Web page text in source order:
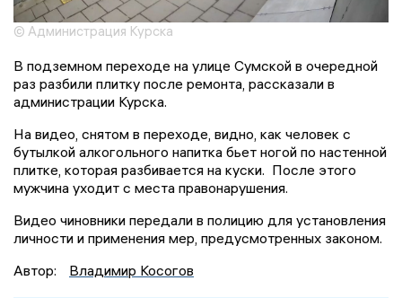
© Администрация Курска
В подземном переходе на улице Сумской в очередной
раз разбили плитку после ремонта, рассказали в
администрации Курска.
На видео, снятом в переходе, видно, как человек с
бутылкой алкогольного напитка бьет ногой по настенной
плитке, которая разбивается на куски. После этого
мужчина уходит с места правонарушения.
Видео чиновники передали в полицию для установления
личности и применения мер, предусмотренных законом.
Автор:
Владимир Косогов